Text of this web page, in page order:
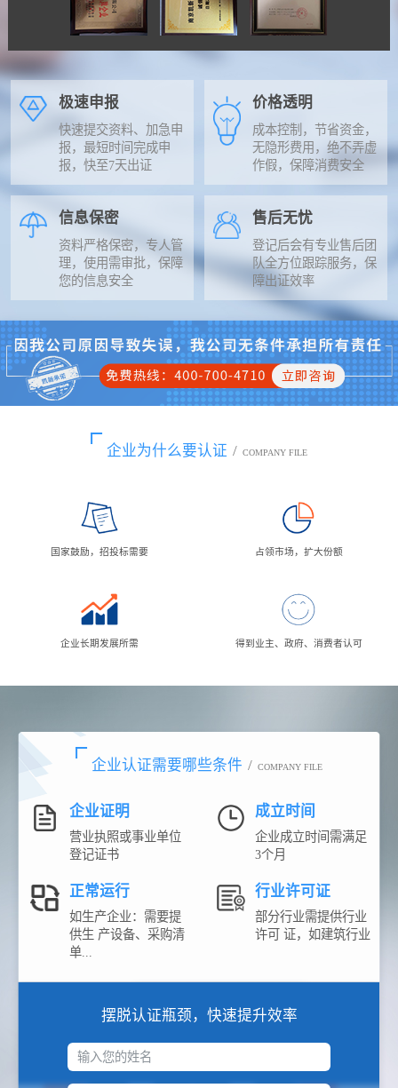
极速申报
快速提交资料、加急申
报，最短时间完成申
报，快至7天出证
价格透明
成本控制，节省资金，
无隐形费用，绝不弄虚
作假，保障消费安全
信息保密
资料严格保密，专人管
理，使用需审批，保障
您的信息安全
售后无忧
登记后会有专业售后团
队全方位跟踪服务，保
障出证效率
企业为什么要认证 / COMPANY FILE
国家鼓励，招投标需要 占领市场，扩大份额
企业长期发展所需 得到业主、政府、消费者认可
企业认证需要哪些条件 / COMPANY FILE
企业证明
营业执照或事业单位
登记证书
成立时间
企业成立时间需满足
3个月
正常运行
如生产企业：需要提
供生 产设备、采购清
单...
行业许可证
部分行业需提供行业
许可 证，如建筑行业
摆脱认证瓶颈，快速提升效率
输入您的姓名